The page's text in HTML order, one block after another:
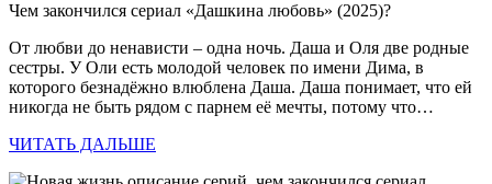
Чем закончился сериал «Дашкина любовь» (2025)?
От любви до ненависти – одна ночь. Даша и Оля две родные
сестры. У Оли есть молодой человек по имени Дима, в
которого безнадёжно влюблена Даша. Даша понимает, что ей
никогда не быть рядом с парнем её мечты, потому что…
ЧИТАТЬ ДАЛЬШЕ